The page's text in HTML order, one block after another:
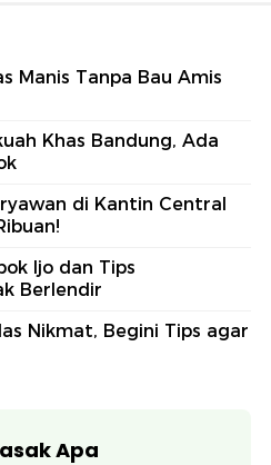
Manis Tanpa Bau Amis
Khas Bandung, Ada
di Kantin Central
Ijo dan Tips
Berlendir
Nikmat, Begini Tips agar
Apa